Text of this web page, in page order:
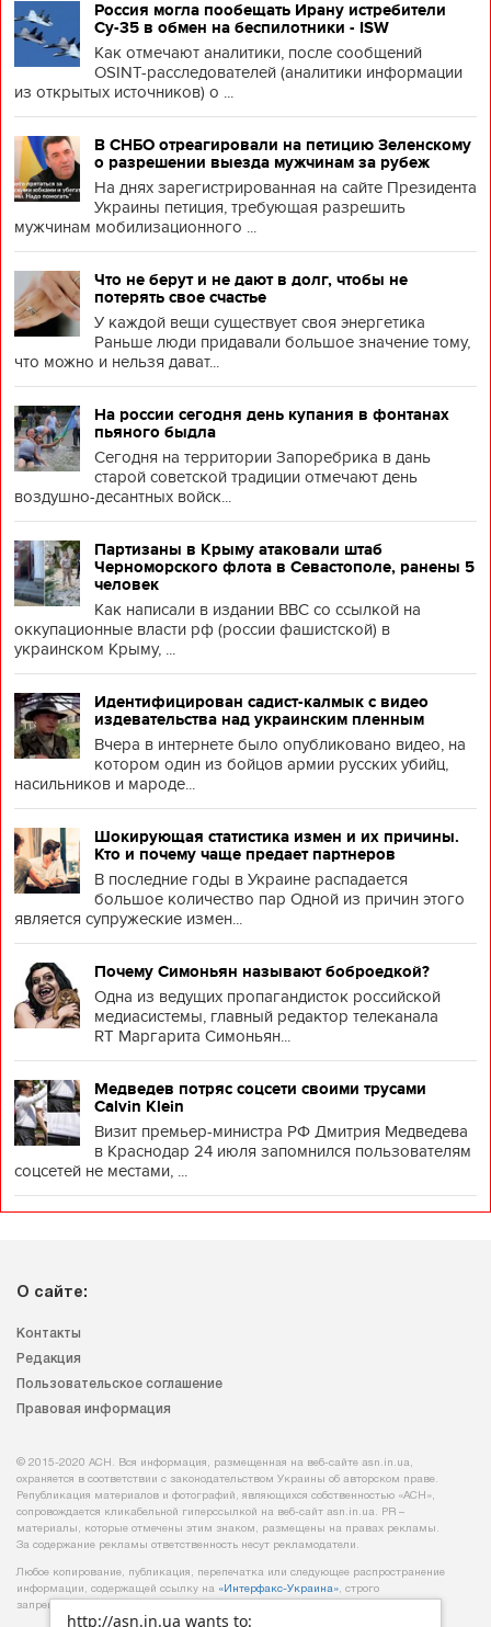
http://asn.in.ua wants to:
Россия могла пообещать Ирану истребители
Су-35 в обмен на беспилотники - ISW
Как отмечают аналитики, после сообщений
OSINT-расследователей (аналитики информации
из открытых источников) о ...
В СНБО отреагировали на петицию Зеленскому
о разрешении выезда мужчинам за рубеж
На днях зарегистрированная на сайте Президента
Украины петиция, требующая разрешить
мужчинам мобилизационного ...
Что не берут и не дают в долг, чтобы не
потерять свое счастье
У каждой вещи существует своя энергетика
Раньше люди придавали большое значение тому,
что можно и нельзя дават...
На россии сегодня день купания в фонтанах
пьяного быдла
Сегодня на территории Запоребрика в дань
старой советской традиции отмечают день
воздушно-десантных войск...
Партизаны в Крыму атаковали штаб
Черноморского флота в Севастополе, ранены 5
человек
Как написали в издании BBC со ссылкой на
оккупационные власти рф (россии фашистской) в
украинском Крыму, ...
Идентифицирован садист-калмык с видео
издевательства над украинским пленным
Вчера в интернете было опубликовано видео, на
котором один из бойцов армии русских убийц,
насильников и мароде...
Шокирующая статистика измен и их причины.
Кто и почему чаще предает партнеров
В последние годы в Украине распадается
большое количество пар Одной из причин этого
является супружеские измен...
Почему Симоньян называют боброедкой?
Одна из ведущих пропагандисток российской
медиасистемы, главный редактор телеканала
RT Маргарита Симоньян...
Медведев потряс соцсети своими трусами
Calvin Klein
Визит премьер-министра РФ Дмитрия Медведева
в Краснодар 24 июля запомнился пользователям
соцсетей не местами, ...
О сайте:
Контакты
Редакция
Пользовательское соглашение
Правовая информация
© 2015-2020 АСН. Вся информация, размещенная на веб-сайте asn.in.ua,
охраняется в соответствии с законодательством Украины об авторском праве.
Републикация материалов и фотографий, являющихся собственностью «АСН»,
сопровождается кликабельной гиперссылкой на веб-сайт asn.іn.ua. PR –
материалы, которые отмечены этим знаком, размещены на правах рекламы.
За содержание рекламы ответственность несут рекламодатели.
Любое копирование, публикация, перепечатка или следующее распространение
информации, содержащей ссылку на «Интерфакс-Украина», строго
запрещается.